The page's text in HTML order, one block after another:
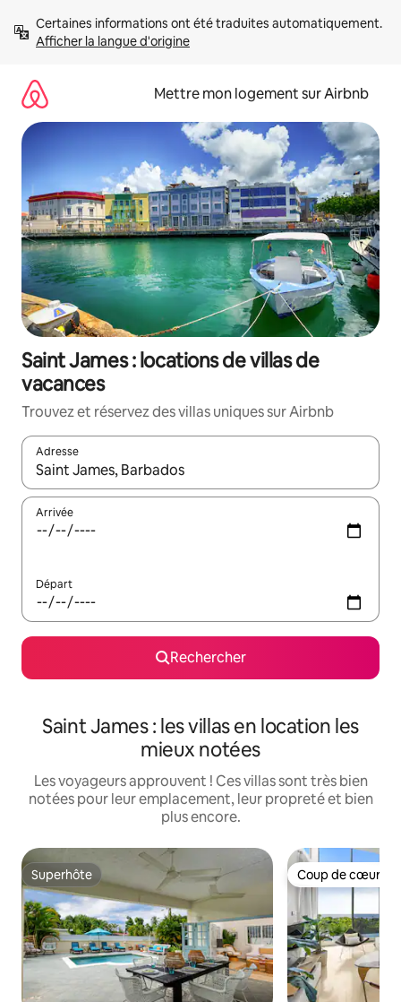
directement
Afficher la langue d'origine
Mettre mon logement sur Airbnb
Saint James : locations de villas de
vacances
Trouvez et réservez des villas uniques sur Airbnb
Adresse
Lorsque les résultats s'affichent, utilisez les flèches vers le
Arrivée
Départ
Rechercher
Saint James : les villas en location les
mieux notées
Les voyageurs approuvent ! Ces villas sont très bien
notées pour leur emplacement, leur propreté et bien
plus encore.
Superhôte
Superhôte Coup de cœur
Coup de cœur